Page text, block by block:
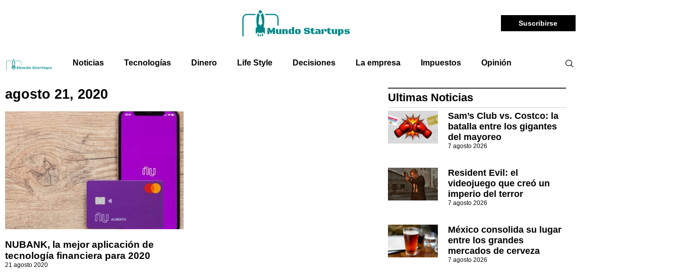
Suscribirse
Noticias Tecnologías Dinero Life Style Decisiones La empresa Impuestos Opinión
agosto 21, 2020
NUBANK, la mejor aplicación de
tecnología financiera para 2020
21 agosto 2020
Ultimas Noticias
Sam’s Club vs. Costco: la
batalla entre los gigantes
del mayoreo
7 agosto 2026
Resident Evil: el
videojuego que creó un
imperio del terror
7 agosto 2026
México consolida su lugar
entre los grandes
mercados de cerveza
7 agosto 2026